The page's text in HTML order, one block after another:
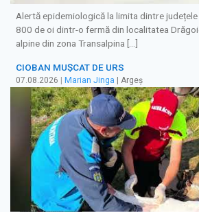
Alertă epidemiologică la limita dintre
800 de oi dintr-o fermă din localitatea
alpine din zona Transalpina […]
CIOBAN MUȘCAT DE URS
07.08.2026 | Marian Jinga | Argeș